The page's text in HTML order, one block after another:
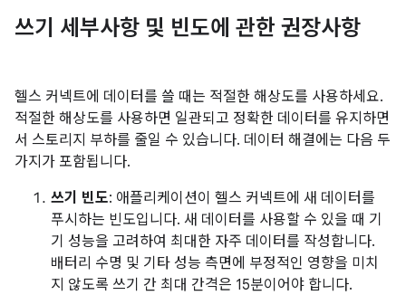
쓰기 세부사항 및 빈도에 관한 권장사항
헬스 커넥트에 데이터를 쓸 때는 적절한 해상도를 사용하세요.
적절한 해상도를 사용하면 일관되고 정확한 데이터를 유지하면
서 스토리지 부하를 줄일 수 있습니다. 데이터 해결에는 다음 두
가지가 포함됩니다.
쓰기 빈도: 애플리케이션이 헬스 커넥트에 새 데이터를
푸시하는 빈도입니다. 새 데이터를 사용할 수 있을 때 기
기 성능을 고려하여 최대한 자주 데이터를 작성합니다.
배터리 수명 및 기타 성능 측면에 부정적인 영향을 미치
지 않도록 쓰기 간 최대 간격은 15분이어야 합니다.